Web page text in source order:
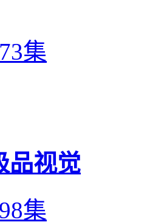
集
品视觉
集